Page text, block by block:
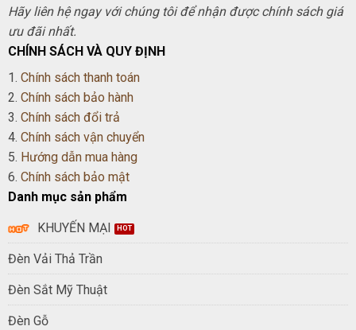
Hãy liên hệ ngay với chúng tôi để nhận được chính sách giá
ưu đãi nhất.
CHÍNH SÁCH VÀ QUY ĐỊNH
1. Chính sách thanh toán
2. Chính sách bảo hành
3. Chính sách đổi trả
4. Chính sách vận chuyển
5. Hướng dẫn mua hàng
6. Chính sách bảo mật
Danh mục sản phẩm
KHUYẾN MẠI
Đèn Vải Thả Trần
Đèn Sắt Mỹ Thuật
Đèn Gỗ